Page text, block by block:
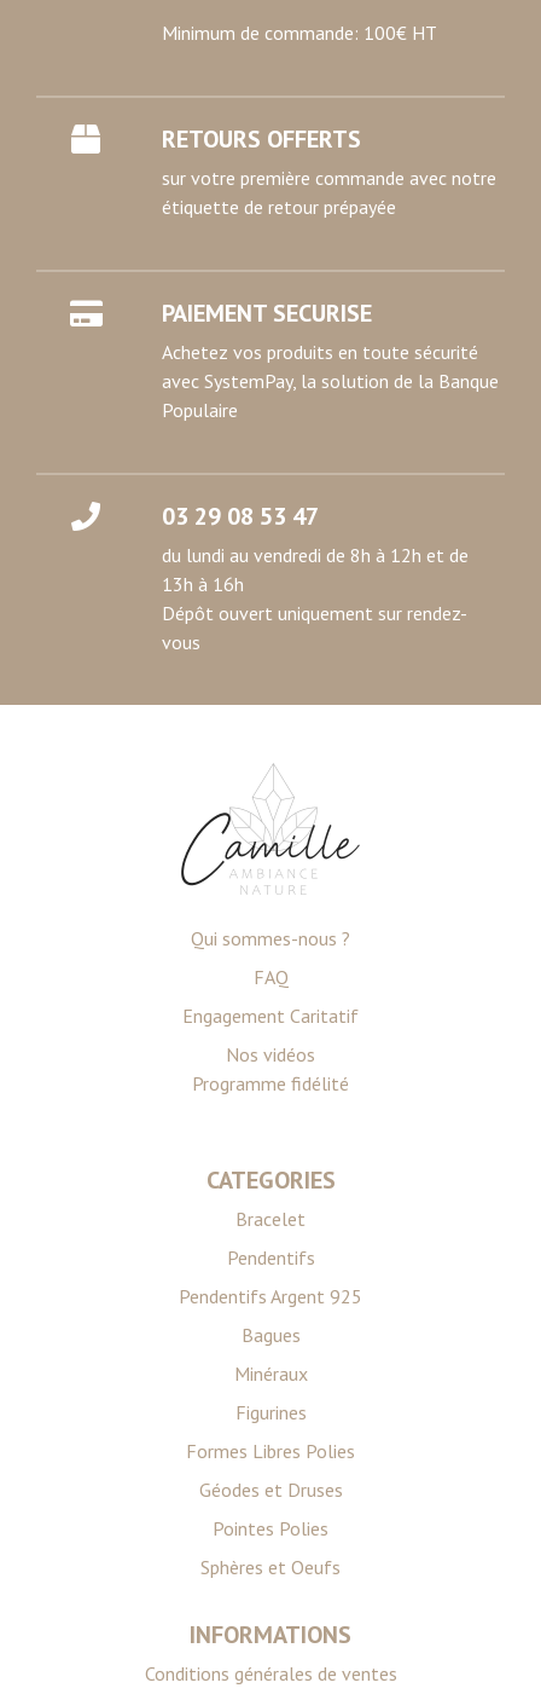
Minimum de commande: 100€ HT
RETOURS OFFERTS
sur votre première commande avec notre
étiquette de retour prépayée
PAIEMENT SECURISE
Achetez vos produits en toute sécurité
avec SystemPay, la solution de la Banque
Populaire
03 29 08 53 47
du lundi au vendredi de 8h à 12h et de
13h à 16h
Dépôt ouvert uniquement sur rendez-
vous
Qui sommes-nous ?
FAQ
Engagement Caritatif
Nos vidéos
Programme fidélité
CATEGORIES
Bracelet
Pendentifs
Pendentifs Argent 925
Bagues
Minéraux
Figurines
Formes Libres Polies
Géodes et Druses
Pointes Polies
Sphères et Oeufs
INFORMATIONS
Conditions générales de ventes